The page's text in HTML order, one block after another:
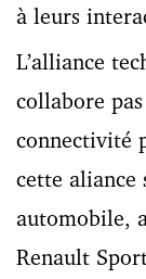
à leurs
L’alliance
collabore
connectivité
cette aliance
automobile,
Renault